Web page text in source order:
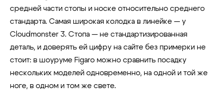
средней части стопы и носке относительно среднего
стандарта. Самая широкая колодка в линейке — у
Cloudmonster 3. Стопа — не стандартизированная
деталь, и доверять ей цифру на сайте без примерки не
стоит: в шоуруме Figaro можно сравнить посадку
нескольких моделей одновременно, на одной и той же
ноге, в одном и том же свете.